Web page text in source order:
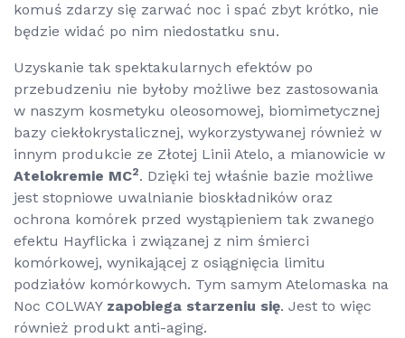
komuś zdarzy się zarwać noc i spać zbyt krótko, nie
będzie widać po nim niedostatku snu.
Uzyskanie tak spektakularnych efektów po
przebudzeniu nie byłoby możliwe bez zastosowania
w naszym kosmetyku oleosomowej, biomimetycznej
bazy ciekłokrystalicznej, wykorzystywanej również w
innym produkcie ze Złotej Linii Atelo, a mianowicie w
Atelokremie MC2. Dzięki tej właśnie bazie możliwe
jest stopniowe uwalnianie bioskładników oraz
ochrona komórek przed wystąpieniem tak zwanego
efektu Hayflicka i związanej z nim śmierci
komórkowej, wynikającej z osiągnięcia limitu
podziałów komórkowych. Tym samym Atelomaska na
Noc COLWAY zapobiega starzeniu się. Jest to więc
również produkt anti-aging.